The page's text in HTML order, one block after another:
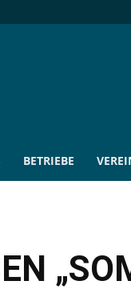
BETRIEBE